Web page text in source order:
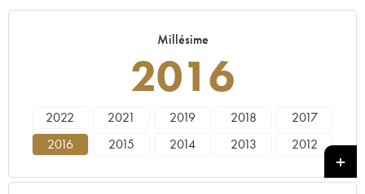
Millésime
2016
2022 2021 2019 2018
2017
2016
2015 2014 2013
2012